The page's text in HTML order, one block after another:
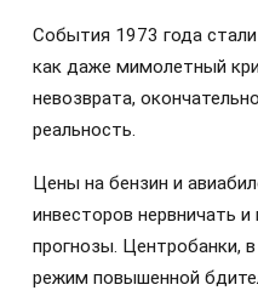
События 1973 года
как даже мимолетный
невозврата,
реальность.
Цены на бензин и
инвесторов нервничать
прогнозы. Центробанки,
режим повышенной